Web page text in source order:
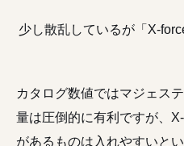
少し散乱しているが「X-
カタログ数値ではマジェス
量は圧倒的に有利ですが、
があるものは入れやすいとい